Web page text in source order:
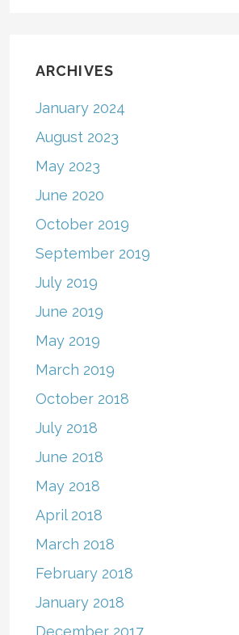
ARCHIVES
January 2024
August 2023
May 2023
June 2020
October 2019
September 2019
July 2019
June 2019
May 2019
March 2019
October 2018
July 2018
June 2018
May 2018
April 2018
March 2018
February 2018
January 2018
December 2017